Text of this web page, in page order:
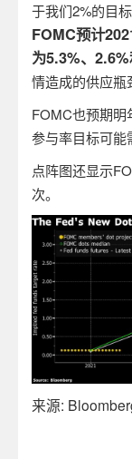
于我们2%的目
FOMC预计
为5.3%、 2.6%
情造成的供应瓶
FOMC也预期明
参与率目标可能
点阵图还显示
次。
来源: